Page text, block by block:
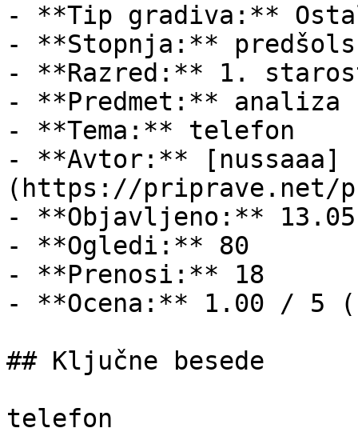
- **Tip gradiva:**
- **Stopnja:**
- **Razred:** 1.
- **Predmet:** analiza
- **Tema:** telefon
- **Avtor:** [nussaaa]
(https://priprave.net/
- **Objavljeno:**
- **Ogledi:** 80
- **Prenosi:** 18
- **Ocena:** 1.00 / 5
## Ključne besede
telefon